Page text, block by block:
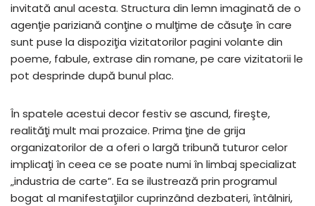
invitată anul acesta. Structura din lemn imaginată de o
agenţie pariziană conţine o mulţime de căsuţe în care
sunt puse la dispoziţia vizitatorilor pagini volante din
poeme, fabule, extrase din romane, pe care vizitatorii le
pot desprinde după bunul plac.
În spatele acestui decor festiv se ascund, fireşte,
realităţi mult mai prozaice. Prima ţine de grija
organizatorilor de a oferi o largă tribună tuturor celor
implicaţi în ceea ce se poate numi în limbaj specializat
„industria de carte”. Ea se ilustrează prin programul
bogat al manifestaţiilor cuprinzând dezbateri, întâlniri,